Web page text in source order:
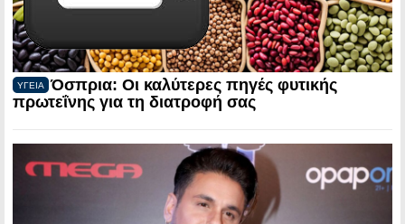
ΥΓΕΙΑ
Όσπρια: Οι καλύτερες πηγές φυτικής
πρωτεΐνης για τη διατροφή σας